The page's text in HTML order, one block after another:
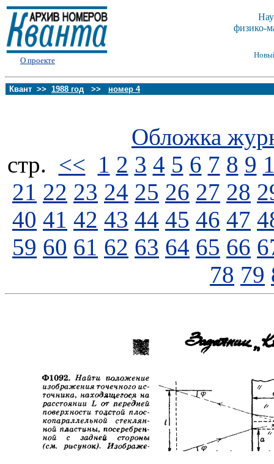
О проекте
физико-
Квант >> 1988 год >> номер 4
Обложка
стp. << 1 2 3 4 5 6 7 8 9
21 22 23 24 25 26 27 28
40 41 42 43 44 45 46 47
59 60 61 62 63 64 65 66
78 79